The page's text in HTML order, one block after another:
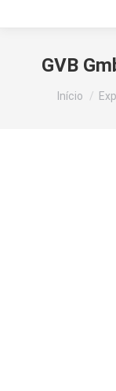
GVB
Você está
Início